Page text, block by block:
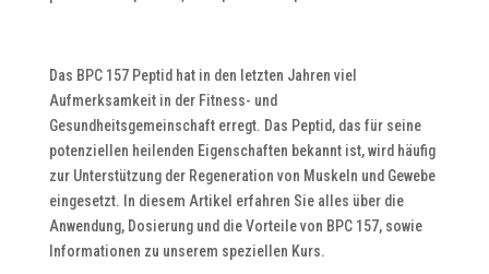
Das BPC 157 Peptid hat in den letzten Jahren viel
Aufmerksamkeit in der Fitness- und
Gesundheitsgemeinschaft erregt. Das Peptid, das für seine
potenziellen heilenden Eigenschaften bekannt ist, wird häufig
zur Unterstützung der Regeneration von Muskeln und Gewebe
eingesetzt. In diesem Artikel erfahren Sie alles über die
Anwendung, Dosierung und die Vorteile von BPC 157, sowie
Informationen zu unserem speziellen Kurs.